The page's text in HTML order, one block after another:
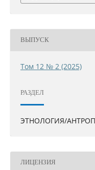
ВЫПУСК
Том 12 № 2 (2025)
РАЗДЕЛ
ЭТНОЛОГИЯ/
ЛИЦЕНЗИЯ